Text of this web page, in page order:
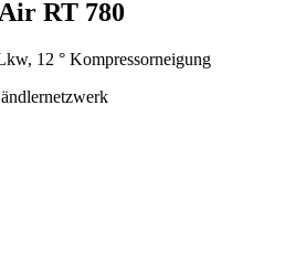
RT 780
12 ° Kompressorneigung